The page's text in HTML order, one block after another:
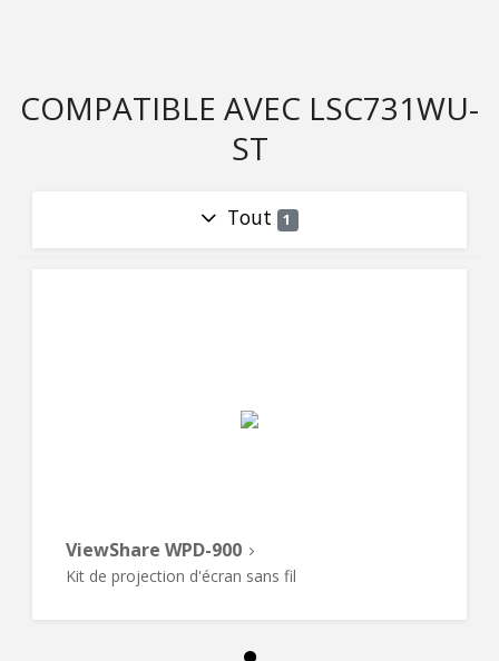
COMPATIBLE AVEC LSC731WU-
ST
Tout 1
ViewShare WPD-900
Kit de projection d'écran sans fil